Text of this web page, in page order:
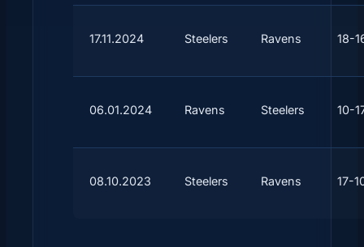
17.11.2024 Steelers Ravens 18-
06.01.2024 Ravens Steelers 10-
08.10.2023 Steelers Ravens 17-